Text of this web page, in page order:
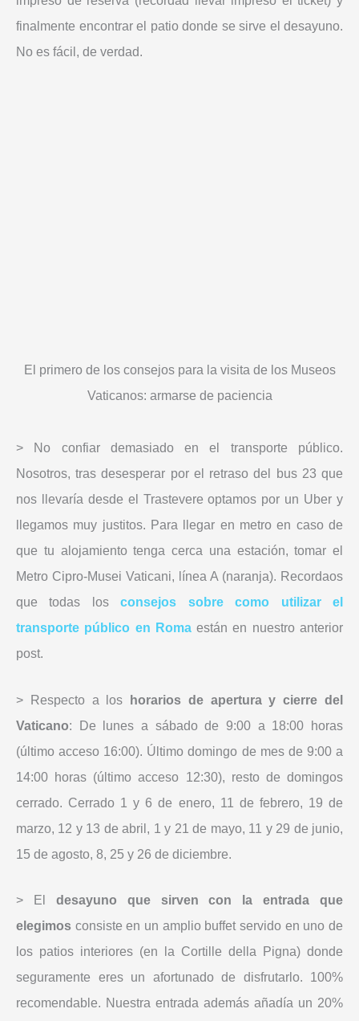
finalmente encontrar el patio donde se sirve el desayuno.
No es fácil, de verdad.
El primero de los consejos para la visita de los Museos
Vaticanos: armarse de paciencia
> No confiar demasiado en el transporte público.
Nosotros, tras desesperar por el retraso del bus 23 que
nos llevaría desde el Trastevere optamos por un Uber y
llegamos muy justitos. Para llegar en metro en caso de
que tu alojamiento tenga cerca una estación, tomar el
Metro Cipro-Musei Vaticani, línea A (naranja). Recordaos
que todas losconsejos sobre como utilizar el
transporte público en Romaestán en nuestro anterior
post.
> Respecto a los
horarios de apertura y cierre del
Vaticano: De lunes a sábado de 9:00 a 18:00 horas
(último acceso 16:00). Último domingo de mes de 9:00 a
14:00 horas (último acceso 12:30), resto de domingos
cerrado. Cerrado 1 y 6 de enero, 11 de febrero, 19 de
marzo, 12 y 13 de abril, 1 y 21 de mayo, 11 y 29 de junio,
15 de agosto, 8, 25 y 26 de diciembre.
> El desayuno que sirven con la entrada que
elegimos consiste en un amplio buffet servido en uno de
los patios interiores (en la Cortille della Pigna) donde
seguramente eres un afortunado de disfrutarlo. 100%
recomendable. Nuestra entrada además añadía un 20%